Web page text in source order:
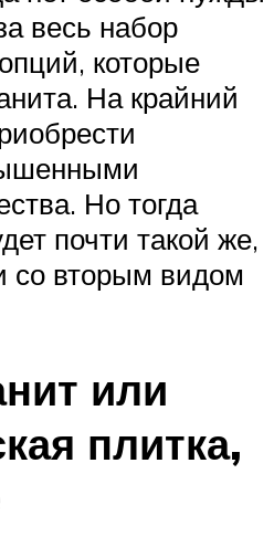
весь набор
которые
На крайний
Но тогда
почти такой же,
со вторым видом
или
плитка,